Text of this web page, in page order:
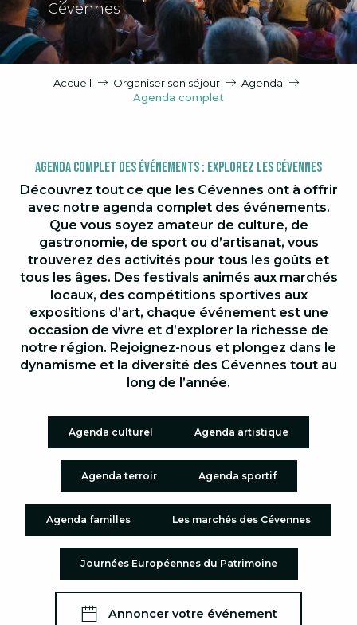
Cévennes
Accueil Organiser son séjour
Agenda
Agenda complet
Agenda Complet des Événements : Explorez les Cévennes
Découvrez tout ce que les Cévennes ont à offrir
avec notre agenda complet des événements.
Que vous soyez amateur de culture, de
gastronomie, de sport ou d’artisanat, vous
trouverez des activités pour tous les goûts et
tous les âges. Des festivals animés aux marchés
locaux, des compétitions sportives aux
expositions d’art, chaque événement est une
occasion de vivre et d’explorer la richesse de
notre région. Rejoignez-nous et plongez dans le
dynamisme et la diversité des Cévennes tout au
long de l’année.
Agenda culturel Agenda artistique
Agenda terroir Agenda sportif
Agenda familles Les marchés des Cévennes
Journées Européennes du Patrimoine
Annoncer votre événement